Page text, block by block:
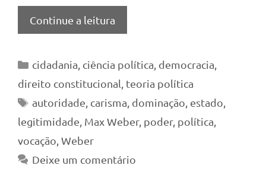
Continue a leitura
Categorias
cidadania, ciência política, democracia,
direito constitucional, teoria política
Tags
autoridade, carisma, dominação, estado,
legitimidade, Max Weber, poder, política,
vocação,Weber
Deixe um comentário